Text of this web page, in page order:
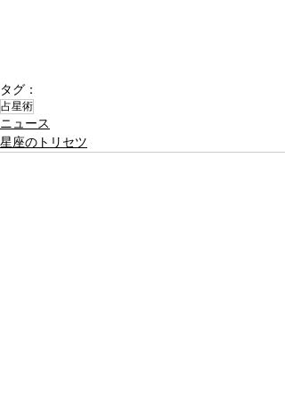
タグ：
占星術
ニュース
星座のトリセツ